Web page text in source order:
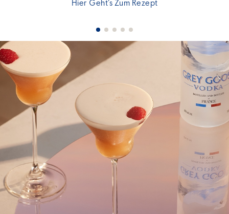
Hier Geht’s Zum Rezept